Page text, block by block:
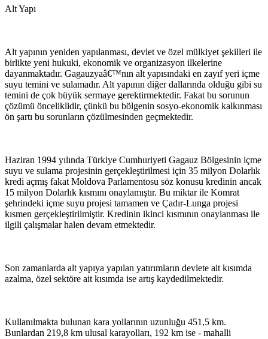
Alt Yapı
Alt yapının yeniden yapılanması, devlet ve özel mülkiyet şekilleri ile
birlikte yeni hukuki, ekonomik ve organizasyon ilkelerine
dayanmaktadır. Gagauzyaâ€™nın alt yapısındaki en zayıf yeri içme
suyu temini ve sulamadır. Alt yapının diğer dallarında olduğu gibi su
temini de çok büyük sermaye gerektirmektedir. Fakat bu sorunun
çözümü önceliklidir, çünkü bu bölgenin sosyo-ekonomik kalkınması
ön şartı bu sorunların çözülmesinden geçmektedir.
Haziran 1994 yılında Türkiye Cumhuriyeti Gagauz Bölgesinin içme
suyu ve sulama projesinin gerçekleştirilmesi için 35 milyon Dolarlık
kredi açmış fakat Moldova Parlamentosu söz konusu kredinin ancak
15 milyon Dolarlık kısmını onaylamıştır. Bu miktar ile Komrat
şehrindeki içme suyu projesi tamamen ve Çadır-Lunga projesi
kısmen gerçekleştirilmiştir. Kredinin ikinci kısmının onaylanması ile
ilgili çalışmalar halen devam etmektedir.
Son zamanlarda alt yapıya yapılan yatırımların devlete ait kısımda
azalma, özel sektöre ait kısımda ise artış kaydedilmektedir.
Kullanılmakta bulunan kara yollarının uzunluğu 451,5 km.
Bunlardan 219,8 km ulusal karayolları, 192 km ise - mahalli